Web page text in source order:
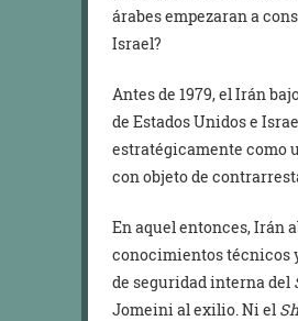
árabes empezaran a
Israel?
Antes de 1979, el Irán
de Estados Unidos e
estratégicamente como
con objeto de
En aquel entonces, Irán
conocimientos técnicos
de seguridad interna del
Jomeini al exilio. Ni el